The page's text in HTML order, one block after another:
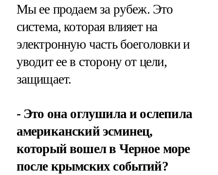
Мы ее продаем за рубеж. Это
система, которая влияет на
электронную часть боеголовки и
уводит ее в сторону от цели,
защищает.
- Это она оглушила и ослепила
американский эсминец,
который вошел в Черное море
после крымских событий?